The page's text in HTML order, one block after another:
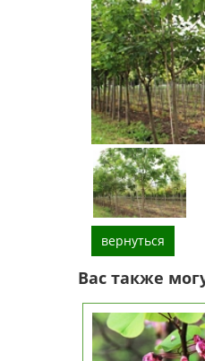
вернуться
Вас также